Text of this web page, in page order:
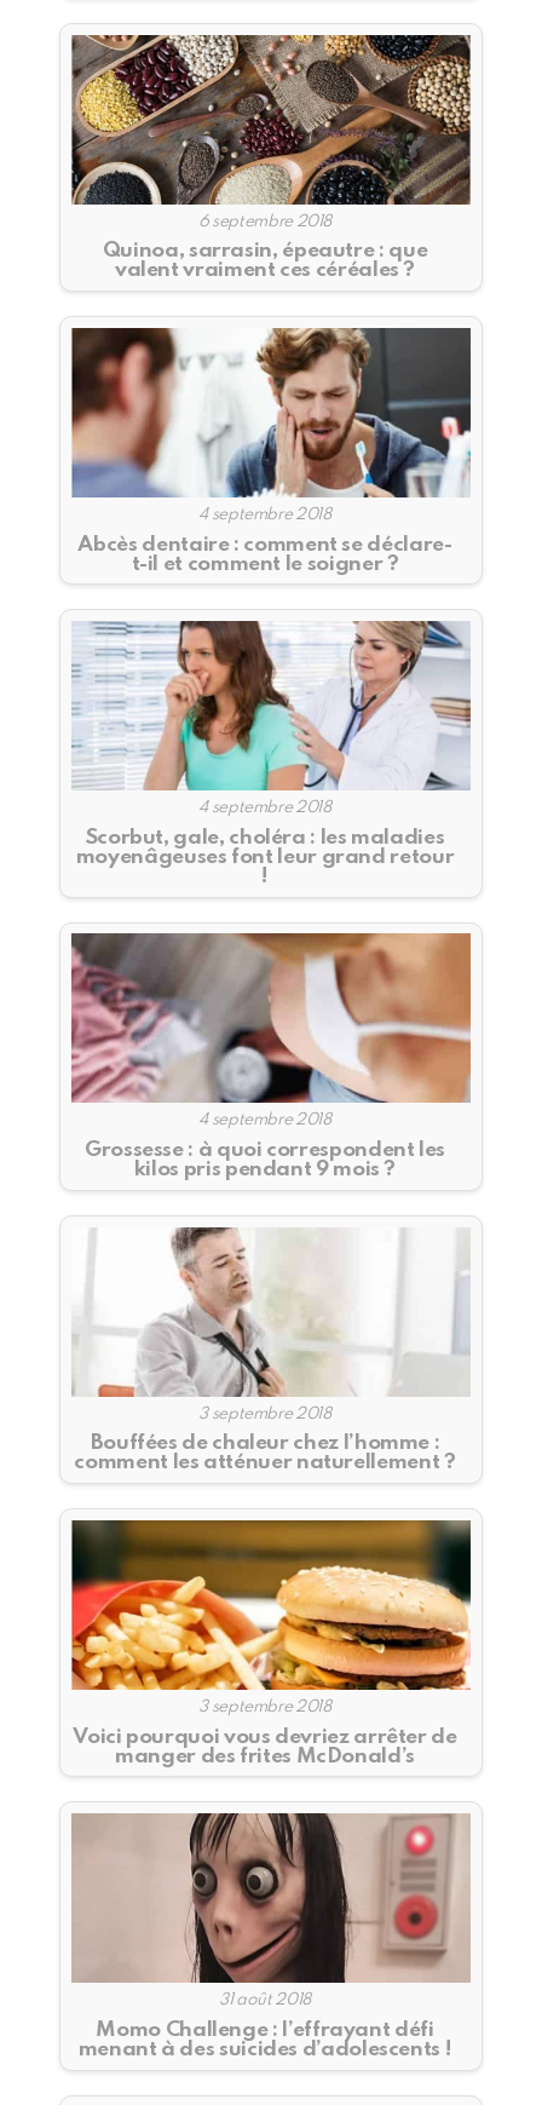
6 septembre 2018
Quinoa, sarrasin, épeautre : que
valent vraiment ces céréales ?
4 septembre 2018
Abcès dentaire : comment se déclare-
t-il et comment le soigner ?
4 septembre 2018
Scorbut, gale, choléra : les maladies
moyenâgeuses font leur grand retour
!
4 septembre 2018
Grossesse : à quoi correspondent les
kilos pris pendant 9 mois ?
3 septembre 2018
Bouffées de chaleur chez l’homme :
comment les atténuer naturellement ?
3 septembre 2018
Voici pourquoi vous devriez arrêter de
manger des frites McDonald’s
31 août 2018
Momo Challenge : l’effrayant défi
menant à des suicides d’adolescents !